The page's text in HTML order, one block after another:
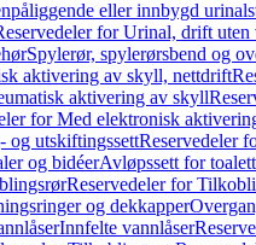
eller innbygd
for Urinal, drift uten
Spylerør, spylerørsbend og
aktivering av skyll, nettdrift
aktivering av skyll
for Med elektronisk
og utskiftingssettReservedeler
og bidéerAvløpssett for
Reservedeler for
og dekkapper
Innfelte vannlåser